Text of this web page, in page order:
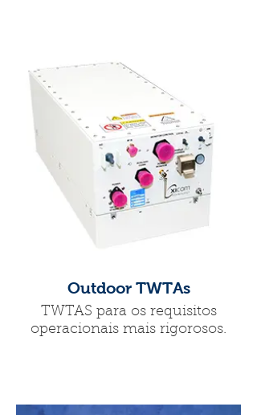
Outdoor TWTAs
TWTAS para os requisitos
operacionais mais rigorosos.